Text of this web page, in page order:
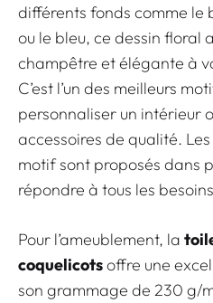
différents fonds comme le
ou le bleu, ce dessin floral
champêtre et élégante à
C’est l’un des meilleurs
personnaliser un intérieur
accessoires de qualité.
motif sont proposés dans
répondre à tous les
Pour l’ameublement, la
coquelicotsoffre une
son grammage de 230 g/